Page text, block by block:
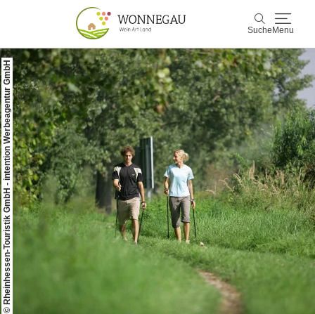
Suche Menu
Suche
Wonnegau
Entdecken & Erleben
Wein & Genuss
Kultur & Events
Buchen & Service
© Rheinhessen-Touristik GmbH - intention Werbeagentur GmbH